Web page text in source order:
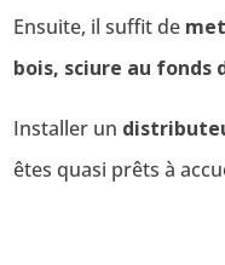
Ensuite, il suffit de
bois, sciure au fonds
Installer un
êtes quasi prêts à